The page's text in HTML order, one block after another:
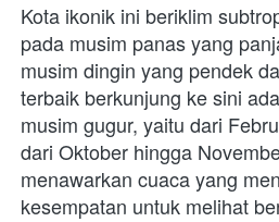
Kota ikonik ini beriklim
pada musim panas yang
musim dingin yang pendek
terbaik berkunjung ke sini
musim gugur, yaitu dari
dari Oktober hingga
menawarkan cuaca yang
kesempatan untuk melihat